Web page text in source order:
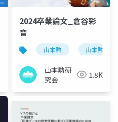
2024卒業論文_倉谷彩
音
山本勲 山本勲研究
山本勲研
究会
1.8K